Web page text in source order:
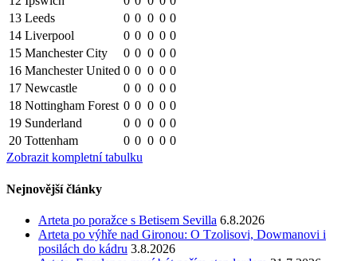
13 Leeds 0 0 0 0 0
14 Liverpool 0 0 0 0 0
15 Manchester City 0 0 0 0 0
16 Manchester United 0 0 0 0 0
17 Newcastle 0 0 0 0 0
18 Nottingham Forest 0 0 0 0 0
19 Sunderland 0 0 0 0 0
20 Tottenham 0 0 0 0 0
Zobrazit kompletní tabulku
Nejnovější články
Arteta po poražce s Betisem Sevilla 6.8.2026
Arteta po výhře nad Gironou: O Tzolisovi, Dowmanovi i
posilách do kádru 3.8.2026